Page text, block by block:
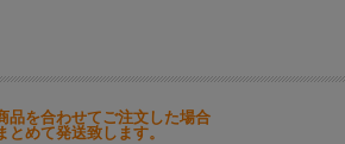
品を合わせてご注文した場合
めて発送致します。